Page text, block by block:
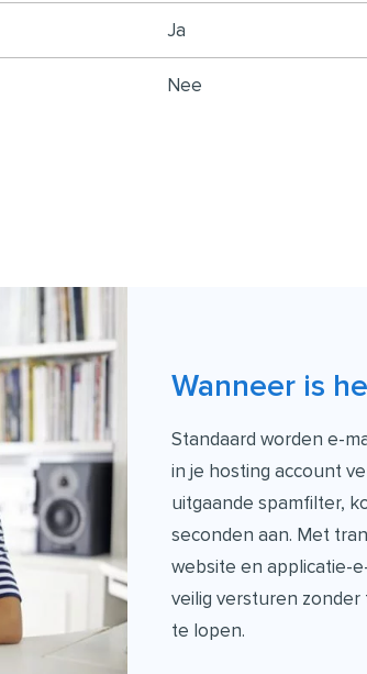
Ja
Nee
Wanneer is
Standaard worden e-
in je hosting account
uitgaande spamfilter,
seconden aan. Met
website en applicatie-
veilig versturen
te lopen.